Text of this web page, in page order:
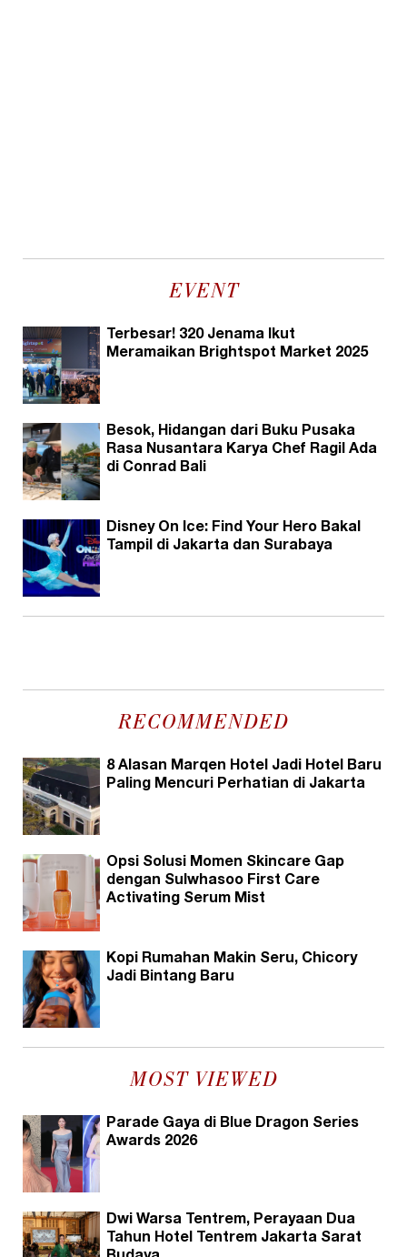
EVENT
Terbesar! 320 Jenama Ikut
Meramaikan Brightspot Market 2025
Besok, Hidangan dari Buku Pusaka
Rasa Nusantara Karya Chef Ragil Ada
di Conrad Bali
Disney On Ice: Find Your Hero Bakal
Tampil di Jakarta dan Surabaya
RECOMMENDED
8 Alasan Marqen Hotel Jadi Hotel Baru
Paling Mencuri Perhatian di Jakarta
Opsi Solusi Momen Skincare Gap
dengan Sulwhasoo First Care
Activating Serum Mist
Kopi Rumahan Makin Seru, Chicory
Jadi Bintang Baru
MOST VIEWED
Parade Gaya di Blue Dragon Series
Awards 2026
Dwi Warsa Tentrem, Perayaan Dua
Tahun Hotel Tentrem Jakarta Sarat